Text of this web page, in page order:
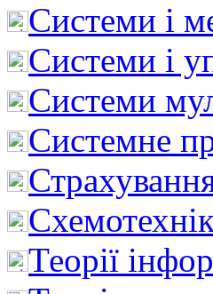
Системи і
Системи і
Системи
Системне
Теорії